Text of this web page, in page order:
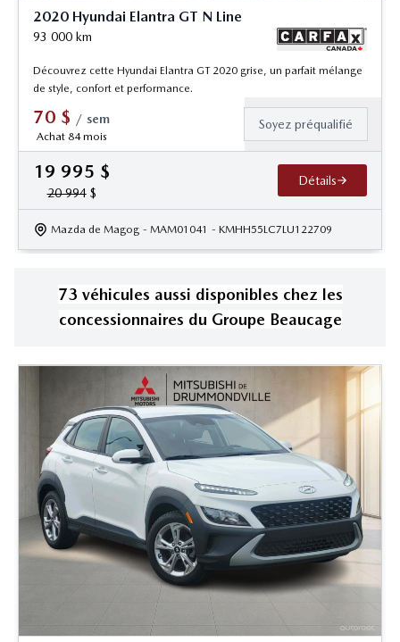
2020 Hyundai Elantra GT N Line
93 000 km
Découvrez cette Hyundai Elantra GT 2020 grise, un parfait mélange
de style, confort et performance.
70 $ / sem
Achat 84 mois
Soyez préqualifié
19 995 $
20 994$
Détails
Mazda de Magog - MAM01041 - KMHH55LC7LU122709
73 véhicules aussi disponibles chez les
concessionnaires du Groupe Beaucage